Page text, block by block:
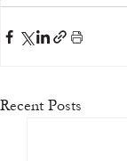
Recent Posts